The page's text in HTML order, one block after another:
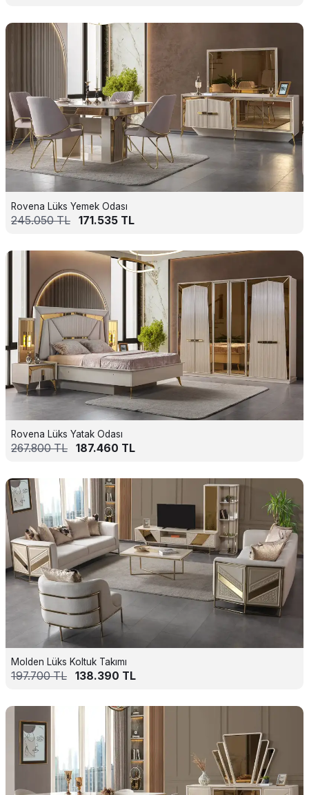
Rovena Lüks Yemek Odası
245.050TL 171.535 TL
Rovena Lüks Yatak Odası
267.800TL 187.460 TL
Molden Lüks Koltuk Takımı
197.700TL 138.390 TL